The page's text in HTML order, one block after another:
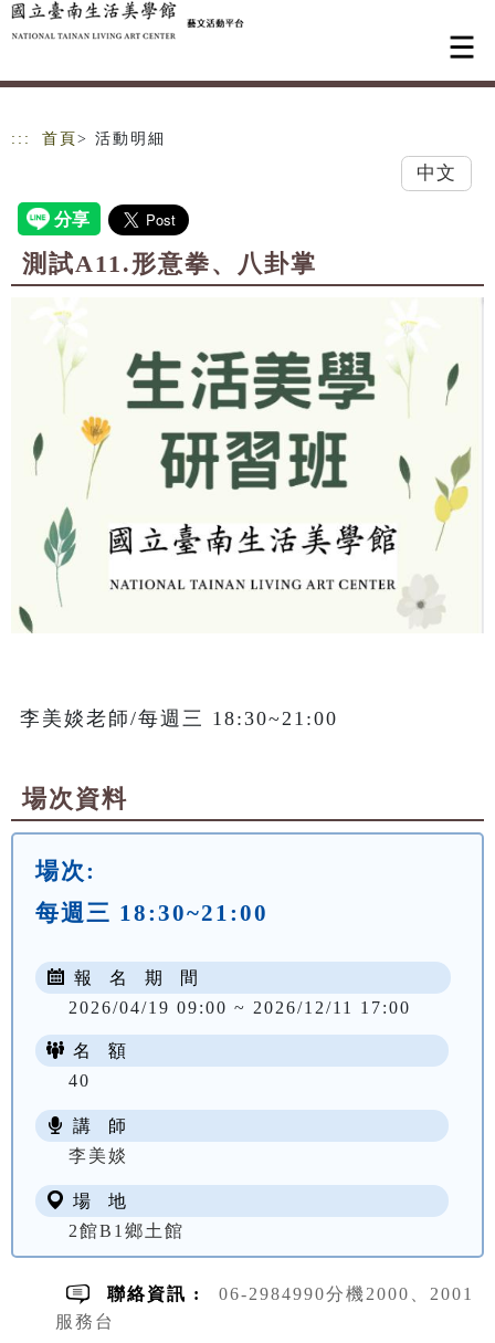
跳到主要內容
網站導覽
::: 首頁 > 活動明細
中文
測試A11.形意拳、八卦掌
李美婒老師/每週三 18:30~21:00
場次資料
場次:
每週三 18:30~21:00
報 名 期 間
2026/04/19 09:00 ~ 2026/12/11 17:00
名 額
40
講 師
李美婒
場 地
2館B1鄉土館
聯絡資訊 :
06-2984990分機2000、2001
服務台